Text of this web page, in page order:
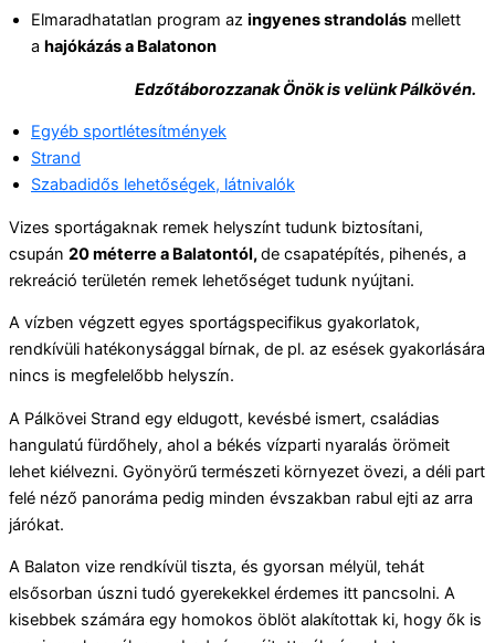
Elmaradhatatlan program az ingyenes strandolás mellett
a hajókázás a Balatonon
Edzőtáborozzanak Önök is velünk Pálkövén.
Egyéb sportlétesítmények
Strand
Szabadidős lehetőségek, látnivalók
Vizes sportágaknak remek helyszínt tudunk biztosítani,
csupán 20 méterre a Balatontól,de csapatépítés, pihenés, a
rekreáció területén remek lehetőséget tudunk nyújtani.
A vízben végzett egyes sportágspecifikus gyakorlatok,
rendkívüli hatékonysággal bírnak, de pl. az esések gyakorlására
nincs is megfelelőbb helyszín.
A Pálkövei Strand egy eldugott, kevésbé ismert, családias
hangulatú fürdőhely, ahol a békés vízparti nyaralás örömeit
lehet kiélvezni. Gyönyörű természeti környezet övezi, a déli part
felé néző panoráma pedig minden évszakban rabul ejti az arra
járókat.
A Balaton vize rendkívül tiszta, és gyorsan mélyül, tehát
elsősorban úszni tudó gyerekekkel érdemes itt pancsolni. A
kisebbek számára egy homokos öblöt alakítottak ki, hogy ők is